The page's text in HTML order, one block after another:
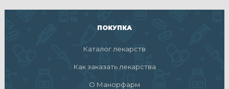
ПОКУПКА
Каталог лекарств
Как заказать лекарства
О Манорфарм